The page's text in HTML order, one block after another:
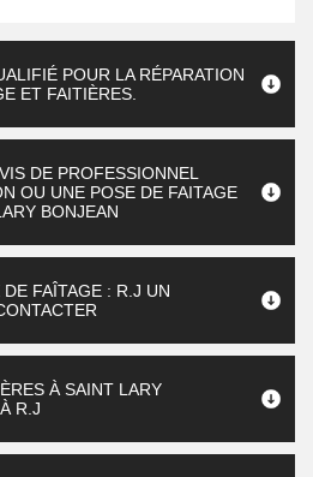
POUR LA RÉPARATION
ET FAITIÈRES.
DE PROFESSIONNEL
OU UNE POSE DE FAITAGE
BONJEAN
FAÎTAGE : R.J UN
À SAINT LARY
R.J